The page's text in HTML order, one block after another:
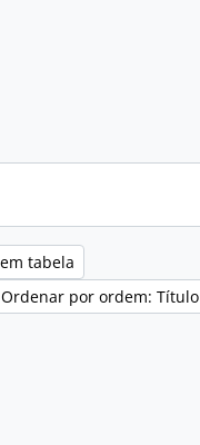
tabela
Ordenar por ordem: Título